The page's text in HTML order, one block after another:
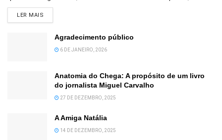
LER MAIS
Agradecimento público
6 DE JANEIRO, 2026
Anatomia do Chega: A propósito de um livro
do jornalista Miguel Carvalho
27 DE DEZEMBRO, 2025
A Amiga Natália
14 DE DEZEMBRO, 2025